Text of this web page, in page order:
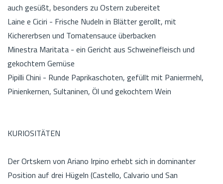
auch gesüßt, besonders zu Ostern zubereitet
Laine e Ciciri - Frische Nudeln in Blätter gerollt, mit
Kichererbsen und Tomatensauce überbacken
Minestra Maritata - ein Gericht aus Schweinefleisch und
gekochtem Gemüse
Pipilli Chini - Runde Paprikaschoten, gefüllt mit Paniermehl,
Pinienkernen, Sultaninen, Öl und gekochtem Wein
KURIOSITÄTEN
Der Ortskern von Ariano Irpino erhebt sich in dominanter
Position auf drei Hügeln (Castello, Calvario und San